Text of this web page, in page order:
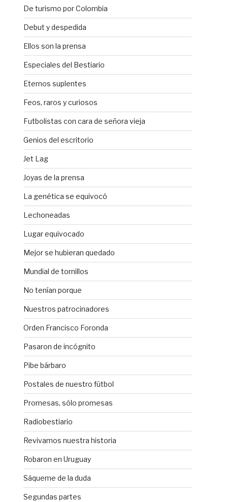
De turismo por Colombia
Debut y despedida
Ellos son la prensa
Especiales del Bestiario
Eternos suplentes
Feos, raros y curiosos
Futbolistas con cara de señora vieja
Genios del escritorio
Jet Lag
Joyas de la prensa
La genética se equivocó
Lechoneadas
Lugar equivocado
Mejor se hubieran quedado
Mundial de tornillos
No tenían porque
Nuestros patrocinadores
Orden Francisco Foronda
Pasaron de incógnito
Pibe bárbaro
Postales de nuestro fútbol
Promesas, sólo promesas
Radiobestiario
Revivamos nuestra historia
Robaron en Uruguay
Sáqueme de la duda
Segundas partes